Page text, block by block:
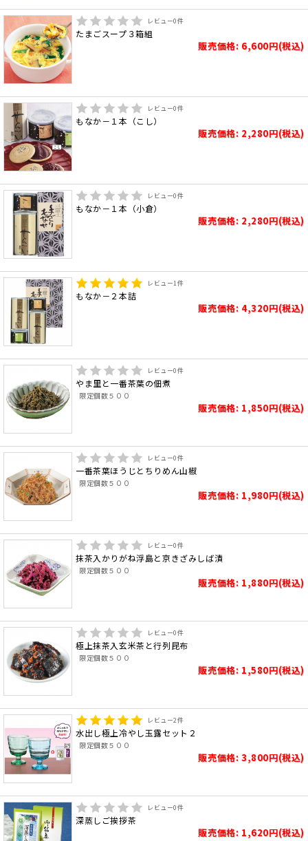
レビュー0件
たまごスープ３箱組
販売価格: 6,600円(税込)
レビュー0件
もなか－１本（こし）
販売価格: 2,280円(税込)
レビュー0件
もなか－１本（小倉）
販売価格: 2,280円(税込)
レビュー1件
もなか－２本詰
販売価格: 4,320円(税込)
レビュー0件
やま里と一番茶葉の佃煮
限定個数５００
販売価格: 1,850円(税込)
レビュー0件
一番茶葉ほうじとちりめん山椒
限定個数５００
販売価格: 1,980円(税込)
レビュー0件
抹茶入かりがね浮島と京きざみしば漬
限定個数５００
販売価格: 1,880円(税込)
レビュー0件
極上抹茶入玄米茶と行列昆布
限定個数５００
販売価格: 1,580円(税込)
レビュー2件
水出し極上冷やし玉露セット２
限定個数５００
販売価格: 3,800円(税込)
レビュー0件
深蒸しご挨拶茶
販売価格: 1,620円(税込)